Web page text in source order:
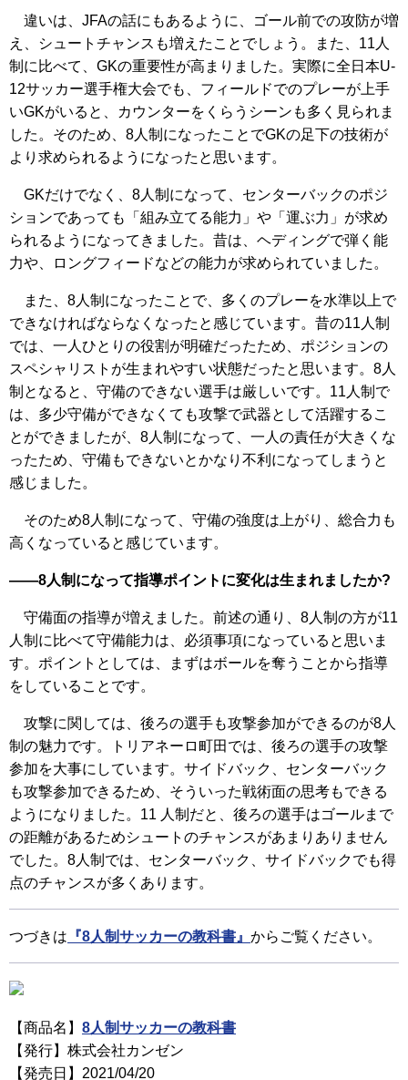
違いは、JFAの話にもあるように、ゴール前での攻防が増
え、シュートチャンスも増えたことでしょう。また、11人
制に比べて、GKの重要性が高まりました。実際に全日本U-
12サッカー選手権大会でも、フィールドでのプレーが上手
いGKがいると、カウンターをくらうシーンも多く見られま
した。そのため、8人制になったことでGKの足下の技術が
より求められるようになったと思います。
GKだけでなく、8人制になって、センターバックのポジ
ションであっても「組み立てる能力」や「運ぶ力」が求め
られるようになってきました。昔は、ヘディングで弾く能
力や、ロングフィードなどの能力が求められていました。
また、8人制になったことで、多くのプレーを水準以上で
できなければならなくなったと感じています。昔の11人制
では、一人ひとりの役割が明確だったため、ポジションの
スペシャリストが生まれやすい状態だったと思います。8人
制となると、守備のできない選手は厳しいです。11人制で
は、多少守備ができなくても攻撃で武器として活躍するこ
とができましたが、8人制になって、一人の責任が大きくな
ったため、守備もできないとかなり不利になってしまうと
感じました。
そのため8人制になって、守備の強度は上がり、総合力も
高くなっていると感じています。
――8人制になって指導ポイントに変化は生まれましたか?
守備面の指導が増えました。前述の通り、8人制の方が11
人制に比べて守備能力は、必須事項になっていると思いま
す。ポイントとしては、まずはボールを奪うことから指導
をしていることです。
攻撃に関しては、後ろの選手も攻撃参加ができるのが8人
制の魅力です。トリアネーロ町田では、後ろの選手の攻撃
参加を大事にしています。サイドバック、センターバック
も攻撃参加できるため、そういった戦術面の思考もできる
ようになりました。11 人制だと、後ろの選手はゴールまで
の距離があるためシュートのチャンスがあまりありません
でした。8人制では、センターバック、サイドバックでも得
点のチャンスが多くあります。
つづきは 『8人制サッカーの教科書』 からご覧ください。
【商品名】 8人制サッカーの教科書
【発行】株式会社カンゼン
【発売日】2021/04/20